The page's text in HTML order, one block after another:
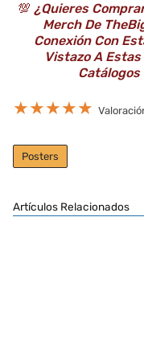
💯 ¿Quieres
Merch De
Conexión Con
Vistazo A
Catálogos
★★★★★
Posters
Artículos Relacionados